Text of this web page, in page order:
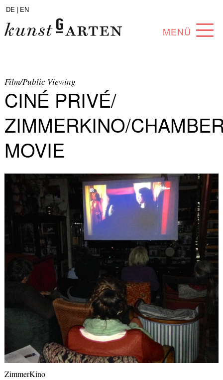
DE | EN
MENÜ
SAMMLUNG
KÜNSTLER*INNEN
ANGEBOTE
Film/Public Viewing
CINÉ PRIVÉ/
ZIMMERKINO/
MOVIE
ZimmerKino